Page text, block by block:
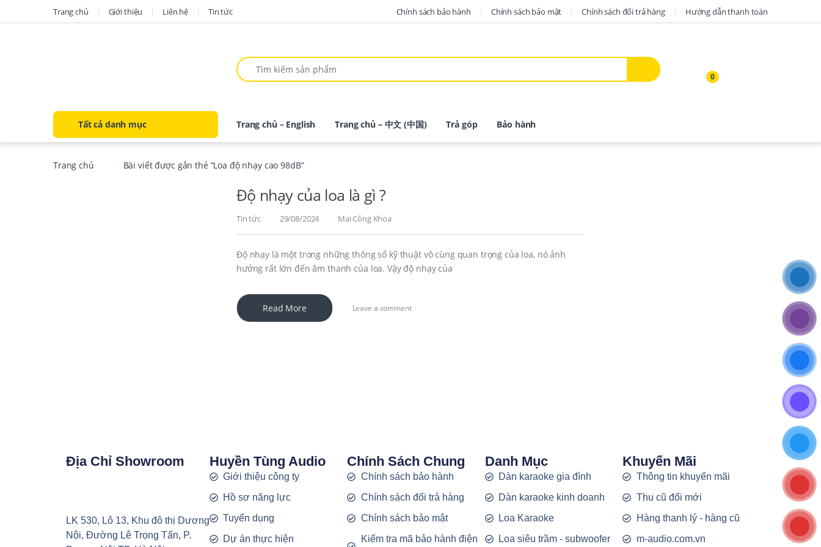
Trang chủ Giới thiệu Liên hệ Tin tức Chính sách bảo hành Chính sách bảo mật Chính sách đổi trả hàng Hướng dẫn thanh toán
0
Tất cả danh mục Trang chủ – English Trang chủ – 中文 (中国) Trả góp Bảo hành
Trang chủ Bài viết được gắn thẻ “Loa độ nhạy cao 98dB”
Độ nhạy của loa là gì ?
Tin tức 29/08/2024 Mai Công Khoa
Độ nhạy là một trong những thông số kỹ thuật vô cùng quan trọng của loa, nó ảnh
hưởng rất lớn đến âm thanh của loa. Vậy độ nhạy của
Read More Leave a comment
Địa Chỉ Showroom
LK 530, Lô 13, Khu đô thị Dương
Nội, Đường Lê Trọng Tấn, P.
Huyền Tùng Audio
Giới thiệu công ty
Hồ sơ năng lực
Tuyển dụng
Dự án thực hiện
Chính Sách Chung
Chính sách bảo hành
Chính sách đổi trả hàng
Chính sách bảo mật
Kiểm tra mã bảo hành điện
Danh Mục
Dàn karaoke gia đình
Dàn karaoke kinh doanh
Loa Karaoke
Loa siêu trầm - subwoofer
Khuyến Mãi
Thông tin khuyến mãi
Thu cũ đổi mới
Hàng thanh lý - hàng cũ
m-audio.com.vn